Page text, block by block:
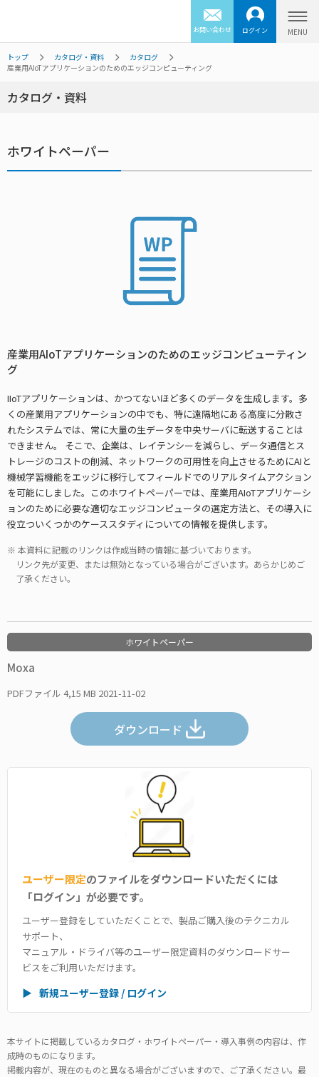
お問い合わせ ログイン
トップ カタログ・資料
カタログ
産業用AIoTアプリケーションのためのエッジコンピューティング
カタログ・資料
ホワイトペーパー
産業用AIoTアプリケーションのためのエッジコンピューティン
グ
IIoTアプリケーションは、かつてないほど多くのデータを生成します。多
くの産業用アプリケーションの中でも、特に遠隔地にある高度に分散さ
れたシステムでは、常に大量の生データを中央サーバに転送することは
できません。 そこで、企業は、レイテンシーを減らし、データ通信とス
トレージのコストの削減、ネットワークの可用性を向上させるためにAIと
機械学習機能をエッジに移行してフィールドでのリアルタイムアクション
を可能にしました。このホワイトペーパーでは、産業用AIoTアプリケーシ
ョンのために必要な適切なエッジコンピュータの選定方法と、その導入に
役立ついくつかのケーススタディについての情報を提供します。
本資料に記載のリンクは作成当時の情報に基づいております。
リンク先が変更、または無効となっている場合がございます。あらかじめご
了承ください。
ホワイトペーパー
Moxa
PDFファイル 4,15 MB 2021-11-02
ダウンロード
ユーザー限定のファイルをダウンロードいただくには
「ログイン」が必要です。
ユーザー登録をしていただくことで、製品ご購入後のテクニカル
サポート、
マニュアル・ドライバ等のユーザー限定資料のダウンロードサー
ビスをご利用いただけます。
▶ 新規ユーザー登録 / ログイン
本サイトに掲載しているカタログ・ホワイトペーパー・導入事例の内容は、作
成時のものになります。
掲載内容が、現在のものと異なる場合がございますので、ご了承ください。最